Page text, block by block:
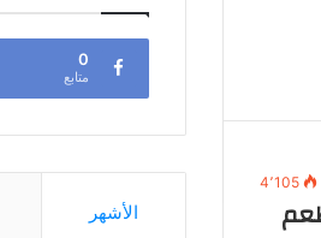
4٬105
0
متابع
الأشهر